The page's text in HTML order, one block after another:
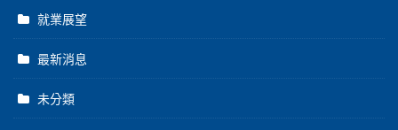
就業展望
最新消息
未分類